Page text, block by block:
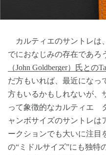
カルティエのサントレは
でにおなじみの存在であろ
（John Goldberger）氏との
だ方もいれば、最近になっ
方もいるかもしれないが、
って象徴的なカルティエ
ャンボサイズのサントレは
ークションでも大いに注目
の“ミドルサイズ”にも独特